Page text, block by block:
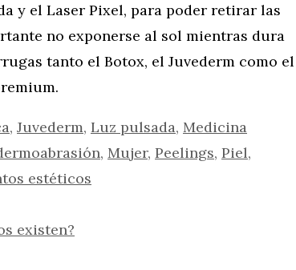
y el Laser Pixel, para poder retirar las
no exponerse al sol mientras dura
tanto el Botox, el Juvederm como el
, Juvederm, Luz pulsada, Medicina
, Mujer, Peelings, Piel,
estéticos
existen?